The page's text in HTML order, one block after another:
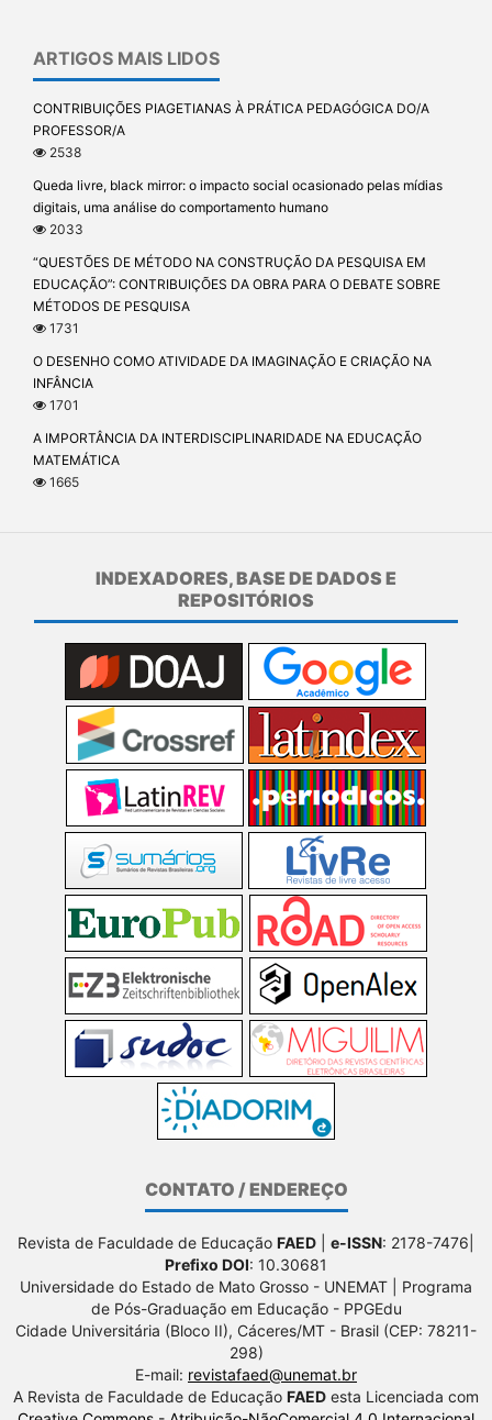
ARTIGOS MAIS LIDOS
CONTRIBUIÇÕES PIAGETIANAS À PRÁTICA PEDAGÓGICA DO/A
PROFESSOR/A
2538
Queda livre, black mirror: o impacto social ocasionado pelas mídias
digitais, uma análise do comportamento humano
2033
“QUESTÕES DE MÉTODO NA CONSTRUÇÃO DA PESQUISA EM
EDUCAÇÃO”: CONTRIBUIÇÕES DA OBRA PARA O DEBATE SOBRE
MÉTODOS DE PESQUISA
1731
O DESENHO COMO ATIVIDADE DA IMAGINAÇÃO E CRIAÇÃO NA
INFÂNCIA
1701
A IMPORTÂNCIA DA INTERDISCIPLINARIDADE NA EDUCAÇÃO
MATEMÁTICA
1665
INDEXADORES, BASE DE DADOS E
REPOSITÓRIOS
CONTATO / ENDEREÇO
Revista de Faculdade de Educação FAED e-ISSN: 2178-7476|
Prefixo DOI: 10.30681
Universidade do Estado de Mato Grosso - UNEMAT | Programa
de Pós-Graduação em Educação - PPGEdu
Cidade Universitária (Bloco II), Cáceres/MT - Brasil (CEP: 78211-
298)
E-mail: revistafaed@unemat.br
A Revista de Faculdade de Educação FAED esta Licenciada com